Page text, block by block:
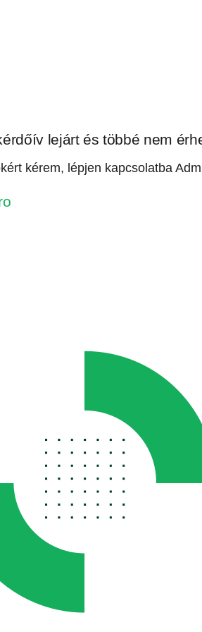
lejárt és többé nem
kérem, lépjen kapcsolatba